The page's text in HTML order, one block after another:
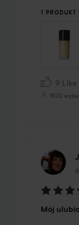
1 PRODUKT
9 Like
1920
5
Mój